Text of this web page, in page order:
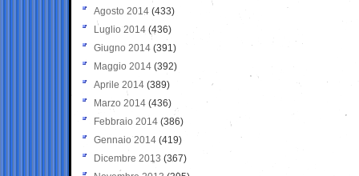
Agosto 2014 (433)
Luglio 2014 (436)
Giugno 2014 (391)
Maggio 2014 (392)
Aprile 2014 (389)
Marzo 2014 (436)
Febbraio 2014 (386)
Gennaio 2014 (419)
Dicembre 2013 (367)